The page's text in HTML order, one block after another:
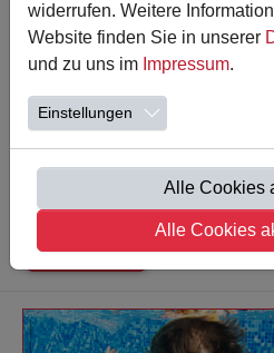
16.04.2026
Wir freuen uns sehr, Sie
Schulfest einzuladen!
📅 Datum: 30.05.2026 | 🕒
Weiterlesen
widerrufen. Weitere
Website finden Sie in unserer
und zu uns im Impressum.
Einstellungen
Alle Cookies
Alle Cookies